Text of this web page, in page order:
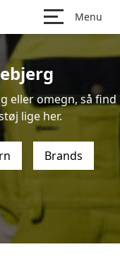
Menu
eller omegn, så find
lige her.
Brands